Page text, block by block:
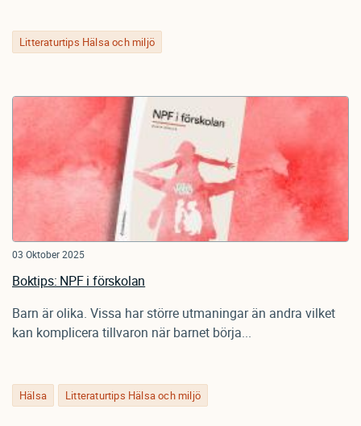
Litteraturtips Hälsa och miljö
Hälsa Litteraturtips Hälsa och miljö
03 Oktober 2025
Boktips: NPF i förskolan
Barn är olika. Vissa har större utmaningar än andra vilket
kan komplicera tillvaron när barnet börja...